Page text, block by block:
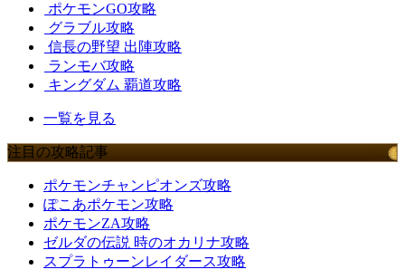
ポケモンGO攻略
グラブル攻略
信長の野望 出陣攻略
ランモバ攻略
キングダム 覇道攻略
一覧を見る
注目の攻略記事
ポケモンチャンピオンズ攻略
ぽこあポケモン攻略
ポケモンZA攻略
ゼルダの伝説 時のオカリナ攻略
スプラトゥーンレイダース攻略